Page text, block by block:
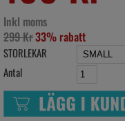
Inkl moms
299 Kr33% rabatt
STORLEKAR
Antal